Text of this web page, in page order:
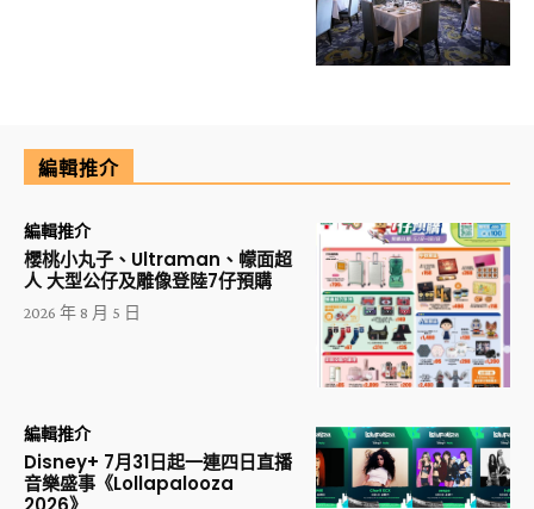
編輯推介
編輯推介
櫻桃小丸子、Ultraman、幪面超
人 大型公仔及雕像登陸7仔預購
2026 年 8 月 5 日
編輯推介
Disney+ 7月31日起一連四日直播
音樂盛事《Lollapalooza